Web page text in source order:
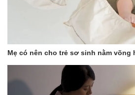
Mẹ có nên cho trẻ sơ sinh nằm võng